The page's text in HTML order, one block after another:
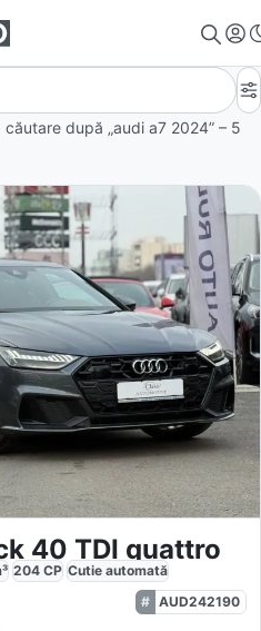
după „audi a7 2024” – 5
40 TDI quattro
204 CP Cutie automată
AUD242190